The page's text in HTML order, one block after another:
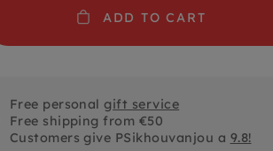
ADD TO CART
Free personalgift service
Free shipping from €50
Customers give PSikhouvanjou a 9.8!